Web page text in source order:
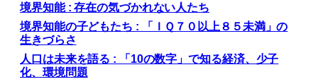
境界知能 : 存在の気づかれない人たち
境界知能の子どもたち : 「ＩＱ７０以上８５未満」の
生きづらさ
人口は未来を語る : 「10の数字」で知る経済、少子
化、環境問題